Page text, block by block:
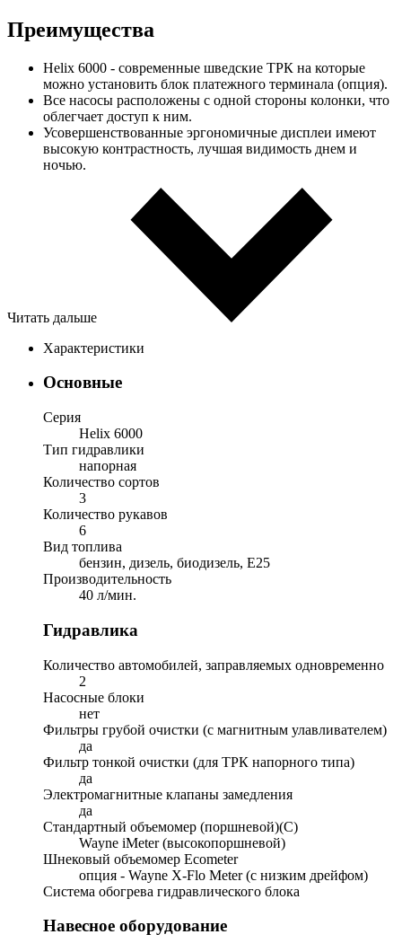
Преимущества
Helix 6000 - современные шведские ТРК на которые
можно установить блок платежного терминала (опция).
Все насосы расположены с одной стороны колонки, что
облегчает доступ к ним.
Усовершенствованные эргономичные дисплеи имеют
высокую контрастность, лучшая видимость днем и
ночью.
Читать дальше
Характеристики
Основные
Серия
Helix 6000
Тип гидравлики
напорная
Количество сортов
3
Количество рукавов
6
Вид топлива
бензин, дизель, биодизель, E25
Производительность
40 л/мин.
Гидравлика
Количество автомобилей, заправляемых одновременно
2
Насосные блоки
нет
Фильтры грубой очистки (с магнитным улавливателем)
да
Фильтр тонкой очистки (для ТРК напорного типа)
да
Электромагнитные клапаны замедления
да
Стандартный объемомер (поршневой)(C)
Wayne iMeter (высокопоршневой)
Шнековый объемомер Ecometеr
опция - Wayne X-Flo Meter (с низким дрейфом)
Система обогрева гидравлического блока
Навесное оборудование